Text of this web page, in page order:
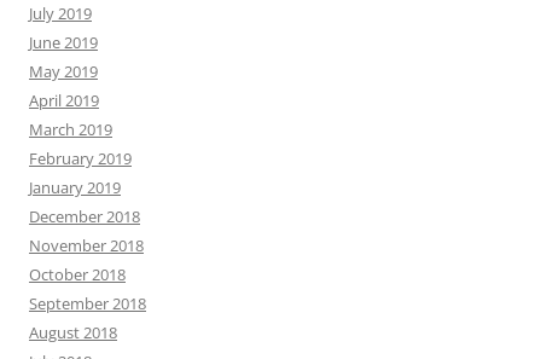
July 2019
June 2019
May 2019
April 2019
March 2019
February 2019
January 2019
December 2018
November 2018
October 2018
September 2018
August 2018